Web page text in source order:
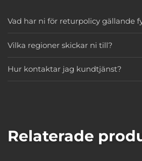
Vad har ni för returpolicy gällande
Vilka regioner skickar ni till?
Hur kontaktar jag kundtjänst?
Relaterade